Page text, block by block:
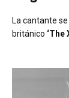
La cantante
británico ‘The